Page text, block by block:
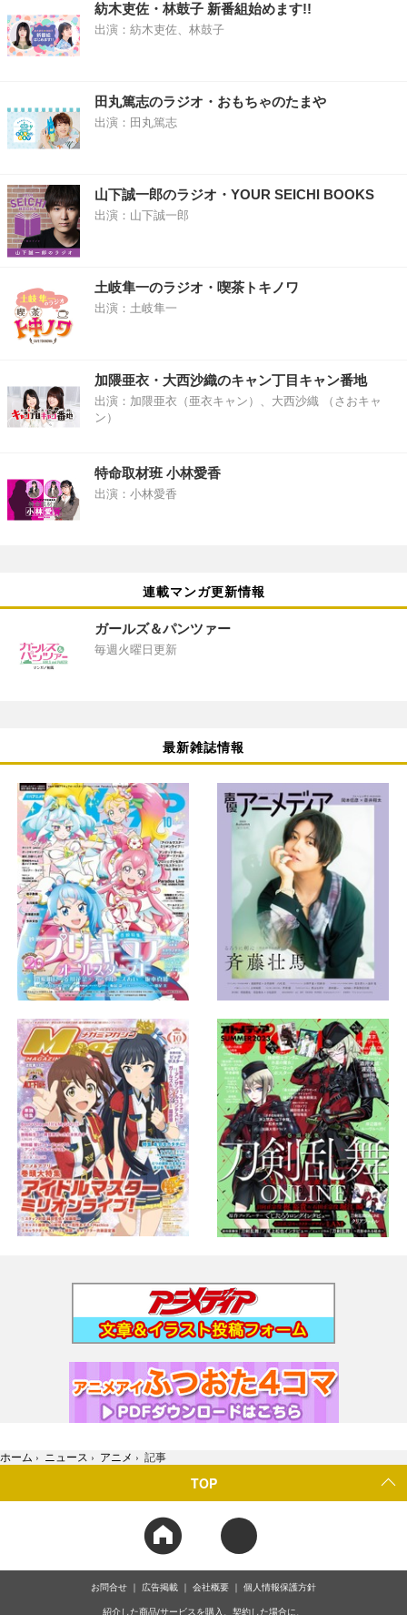
紡木吏佐・林鼓子 新番組始めます!!
出演：紡木吏佐、林鼓子
田丸篤志のラジオ・おもちゃのたまや
出演：田丸篤志
山下誠一郎のラジオ・YOUR SEICHI BOOKS
出演：山下誠一郎
土岐隼一のラジオ・喫茶トキノワ
出演：土岐隼一
加隈亜衣・大西沙織のキャン丁目キャン番地
出演：加隈亜衣（亜衣キャン）、大西沙織 （さおキャ
ン）
特命取材班 小林愛香
出演：小林愛香
連載マンガ更新情報
ガールズ＆パンツァー
毎週火曜日更新
最新雑誌情報
ホーム › ニュース › アニメ › 記事
TOP
お問合せ 広告掲載 会社概要 個人情報保護方針
紹介した商品/サービスを購入、契約した場合に、